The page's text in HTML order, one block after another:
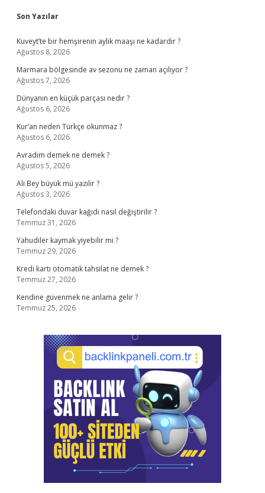
Sidebar
Son Yazılar
Kuveyt’te bir hemşirenin aylık maaşı ne kadardır ?
Ağustos 8, 2026
Marmara bölgesinde av sezonu ne zaman açılıyor ?
Ağustos 7, 2026
Dünyanın en küçük parçası nedir ?
Ağustos 6, 2026
Kur’an neden Türkçe okunmaz ?
Ağustos 6, 2026
Avradım demek ne demek ?
Ağustos 5, 2026
Ali Bey büyük mü yazılır ?
Ağustos 3, 2026
Telefondaki duvar kağıdı nasıl değiştirilir ?
Temmuz 31, 2026
Yahudiler kaymak yiyebilir mi ?
Temmuz 29, 2026
Kredi kartı otomatik tahsilat ne demek ?
Temmuz 27, 2026
Kendine güvenmek ne anlama gelir ?
Temmuz 25, 2026